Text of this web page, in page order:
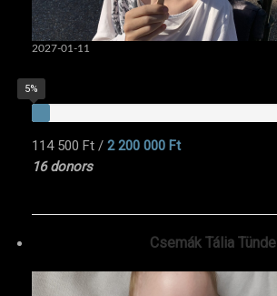
2027-01-11
5%
114 500 Ft / 2 200 000 Ft
16 donors
Csemák Tália Tünde